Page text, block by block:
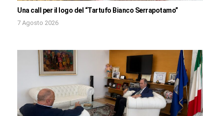
Una call per il logo del “Tartufo Bianco Serrapotamo”
7 Agosto 2026